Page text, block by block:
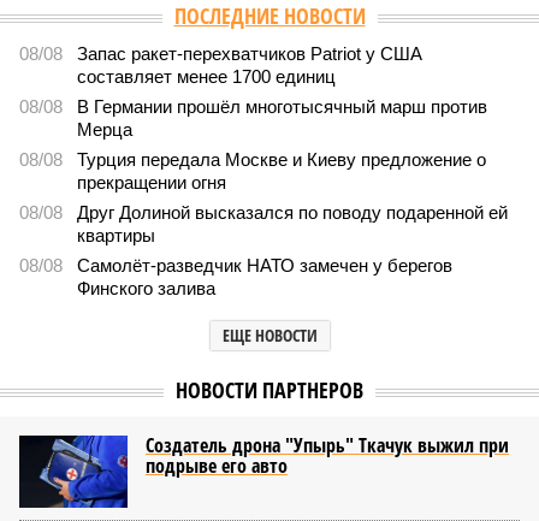
ПОСЛЕДНИЕ НОВОСТИ
08/08
Запас ракет-перехватчиков Patriot у США
составляет менее 1700 единиц
08/08
В Германии прошёл многотысячный марш против
Мерца
08/08
Турция передала Москве и Киеву предложение о
прекращении огня
08/08
Друг Долиной высказался по поводу подаренной ей
квартиры
08/08
Самолёт-разведчик НАТО замечен у берегов
Финского залива
ЕЩЕ НОВОСТИ
НОВОСТИ ПАРТНЕРОВ
Создатель дрона "Упырь" Ткачук выжил при
подрыве его авто